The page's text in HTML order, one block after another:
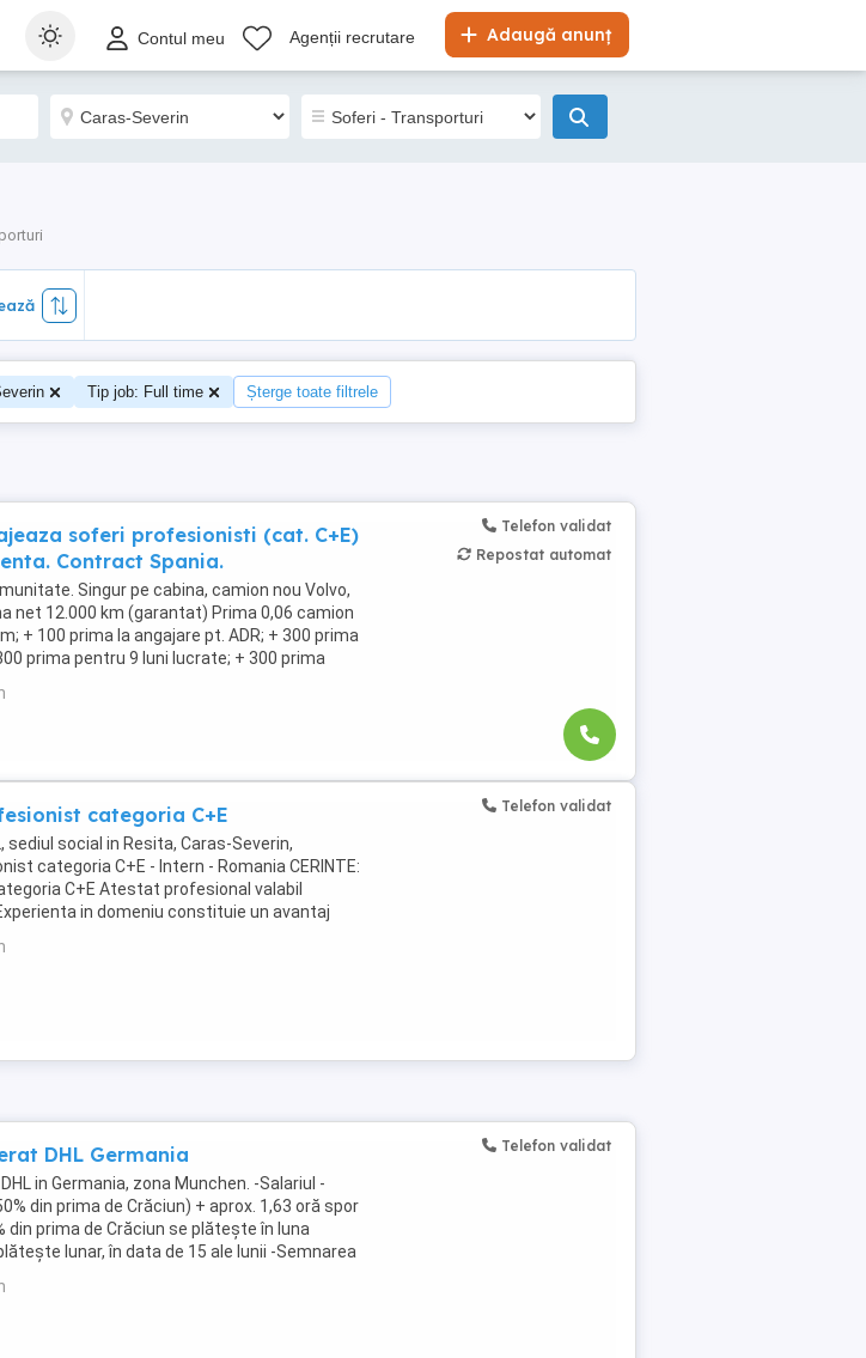
Adaugă anunț
Contul meu Agenții recrutare
Tip job: Full time Șterge toate filtrele
soferi profesionisti (cat. C+E)
Contract Spania.
Singur pe cabina, camion nou Volvo,
net 12.000 km (garantat) Prima 0,06 camion
+ 100 prima la angajare pt. ADR; + 300 prima
prima pentru 9 luni lucrate; + 300 prima
...
Telefon validat
Repostat automat
categoria C+E
sediul social in Resita, Caras-Severin,
categoria C+E - Intern - Romania CERINTE:
C+E Atestat profesional valabil
in domeniu constituie un avantaj
stabil Pachet ...
Telefon validat
DHL Germania
in Germania, zona Munchen. -Salariul -
din prima de Crăciun) + aprox. 1,63 oră spor
din prima de Crăciun se plătește în luna
lunar, în data de 15 ale lunii -Semnarea
Telefon validat